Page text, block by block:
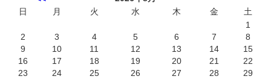
日
月 火 水 木 金
土
1
2
3 4 5 6 7
8
9
10 11 12 13 14
15
16
17 18 19 20 21
22
23
24 25 26 27 28
29